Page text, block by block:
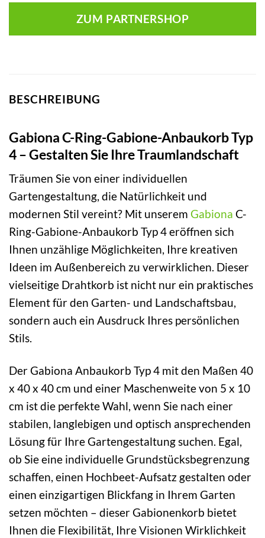
ZUM PARTNERSHOP
BESCHREIBUNG
Gabiona C-Ring-Gabione-Anbaukorb Typ
4 – Gestalten Sie Ihre Traumlandschaft
Träumen Sie von einer individuellen
Gartengestaltung, die Natürlichkeit und
modernen Stil vereint? Mit unserem Gabiona C-
Ring-Gabione-Anbaukorb Typ 4 eröffnen sich
Ihnen unzählige Möglichkeiten, Ihre kreativen
Ideen im Außenbereich zu verwirklichen. Dieser
vielseitige Drahtkorb ist nicht nur ein praktisches
Element für den Garten- und Landschaftsbau,
sondern auch ein Ausdruck Ihres persönlichen
Stils.
Der Gabiona Anbaukorb Typ 4 mit den Maßen 40
x 40 x 40 cm und einer Maschenweite von 5 x 10
cm ist die perfekte Wahl, wenn Sie nach einer
stabilen, langlebigen und optisch ansprechenden
Lösung für Ihre Gartengestaltung suchen. Egal,
ob Sie eine individuelle Grundstücksbegrenzung
schaffen, einen Hochbeet-Aufsatz gestalten oder
einen einzigartigen Blickfang in Ihrem Garten
setzen möchten – dieser Gabionenkorb bietet
Ihnen die Flexibilität, Ihre Visionen Wirklichkeit